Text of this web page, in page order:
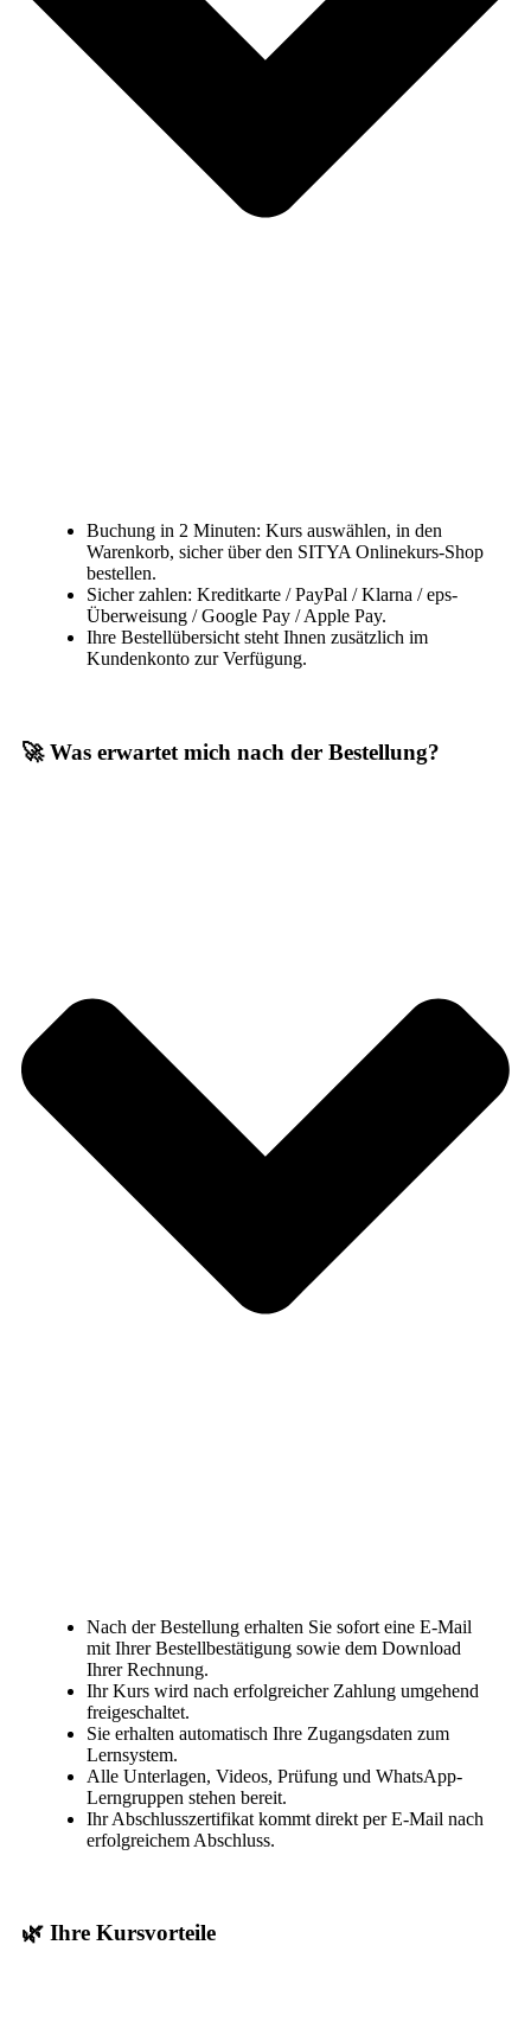
Buchung in 2 Minuten: Kurs auswählen, in den
Warenkorb, sicher über den SITYA Onlinekurs-Shop
bestellen.
Sicher zahlen: Kreditkarte / PayPal / Klarna / eps-
Überweisung / Google Pay / Apple Pay.
Ihre Bestellübersicht steht Ihnen zusätzlich im
Kundenkonto zur Verfügung.
🚀 Was erwartet mich nach der Bestellung?
Nach der Bestellung erhalten Sie sofort eine E-Mail
mit Ihrer Bestellbestätigung sowie dem Download
Ihrer Rechnung.
Ihr Kurs wird nach erfolgreicher Zahlung umgehend
freigeschaltet.
Sie erhalten automatisch Ihre Zugangsdaten zum
Lernsystem.
Alle Unterlagen, Videos, Prüfung und WhatsApp-
Lerngruppen stehen bereit.
Ihr Abschlusszertifikat kommt direkt per E-Mail nach
erfolgreichem Abschluss.
🌿 Ihre Kursvorteile